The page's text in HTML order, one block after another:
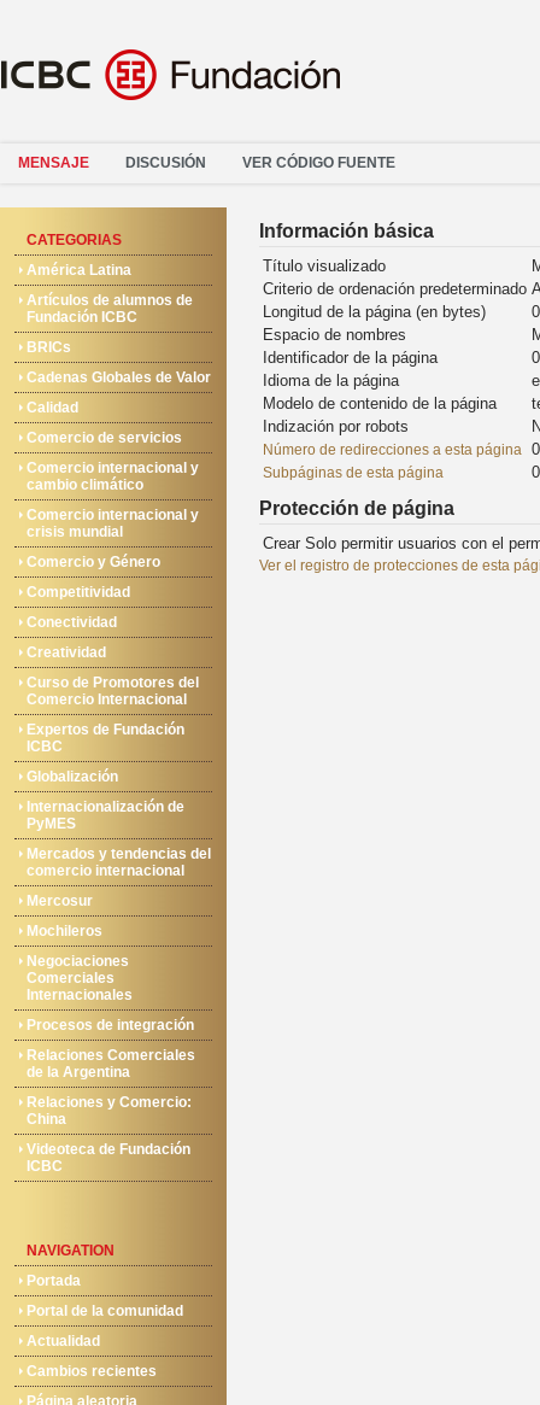
MENSAJE DISCUSIÓN VER CÓDIGO FUENTE
CATEGORIAS
América Latina
Artículos de alumnos de
Fundación ICBC
BRICs
Cadenas Globales de Valor
Calidad
Comercio de servicios
Comercio internacional y
cambio climático
Comercio internacional y
crisis mundial
Comercio y Género
Competitividad
Conectividad
Creatividad
Curso de Promotores del
Comercio Internacional
Expertos de Fundación
ICBC
Globalización
Internacionalización de
PyMES
Mercados y tendencias del
comercio internacional
Mercosur
Mochileros
Negociaciones
Comerciales
Internacionales
Procesos de integración
Relaciones Comerciales
de la Argentina
Relaciones y Comercio:
China
Videoteca de Fundación
ICBC
NAVIGATION
Portada
Portal de la comunidad
Actualidad
Cambios recientes
Página aleatoria
Información básica
Título visualizado
Criterio de ordenación predeterminado
Longitud de la página (en bytes)
0
Espacio de nombres
Identificador de la página
0
Idioma de la página
Modelo de contenido de la página
Indización por robots
Número de redirecciones a esta página 0
Subpáginas de esta página
Protección de página
Crear Solo permitir usuarios con el
Ver el registro de protecciones de esta